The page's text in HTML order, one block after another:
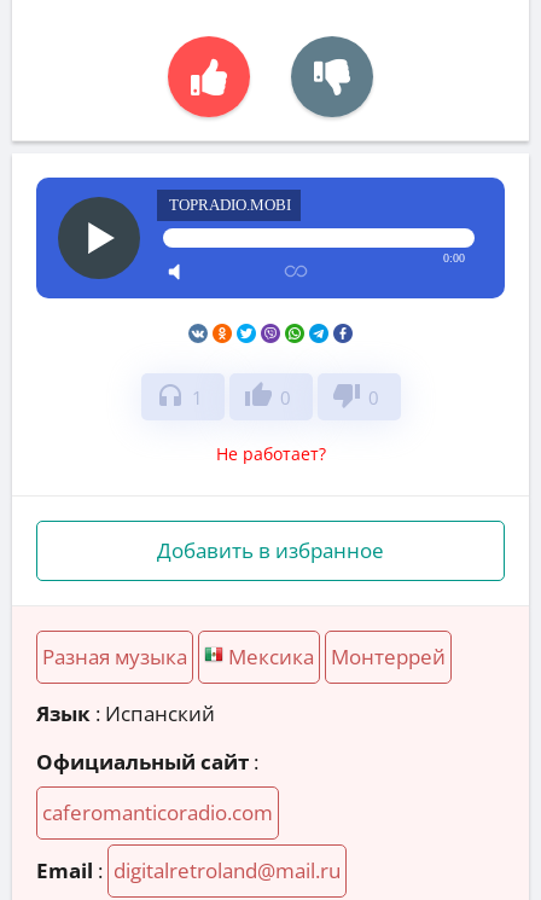
TOPRADIO.MOBI
0:00
headphones 1 thumb_up 0 thumb_down 0
Не работает?
Добавить в избранное
Разная музыка Мексика Монтеррей
Язык : Испанский
Официальный сайт :
caferomanticoradio.com
Email : digitalretroland@mail.ru